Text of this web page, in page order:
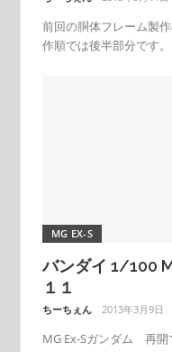
前回の胴体フレーム製
作順では後半部分です
MG EX-S
バンダイ 1/100
１１
ちーちぇん 2013年3月9日
MG Ex-Sガンダム 再開